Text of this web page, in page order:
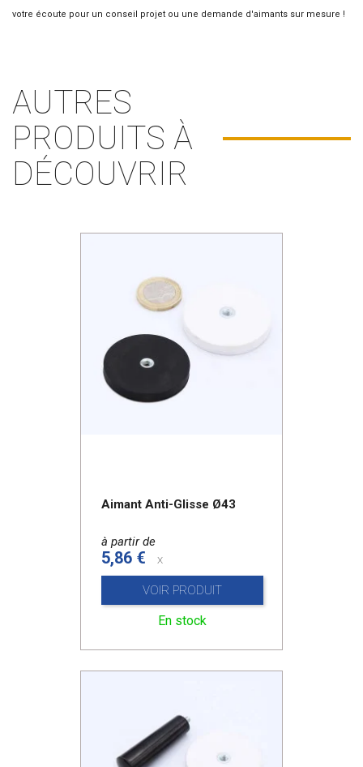
votre écoute pour un conseil projet ou une demande d'aimants sur mesure !
AUTRES
PRODUITS À
DÉCOUVRIR
Aimant Anti-Glisse Ø43
à partir de
5,86 € x
VOIR PRODUIT
En stock